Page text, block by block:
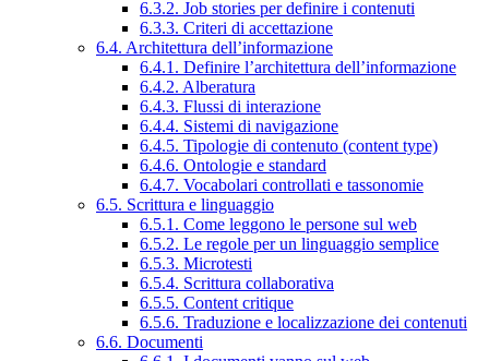
6.3.2. Job stories per definire i contenuti
6.3.3. Criteri di accettazione
6.4. Architettura dell’informazione
6.4.1. Definire l’architettura dell’informazione
6.4.2. Alberatura
6.4.3. Flussi di interazione
6.4.4. Sistemi di navigazione
6.4.5. Tipologie di contenuto (content type)
6.4.6. Ontologie e standard
6.4.7. Vocabolari controllati e tassonomie
6.5. Scrittura e linguaggio
6.5.1. Come leggono le persone sul web
6.5.2. Le regole per un linguaggio semplice
6.5.3. Microtesti
6.5.4. Scrittura collaborativa
6.5.5. Content critique
6.5.6. Traduzione e localizzazione dei contenuti
6.6. Documenti